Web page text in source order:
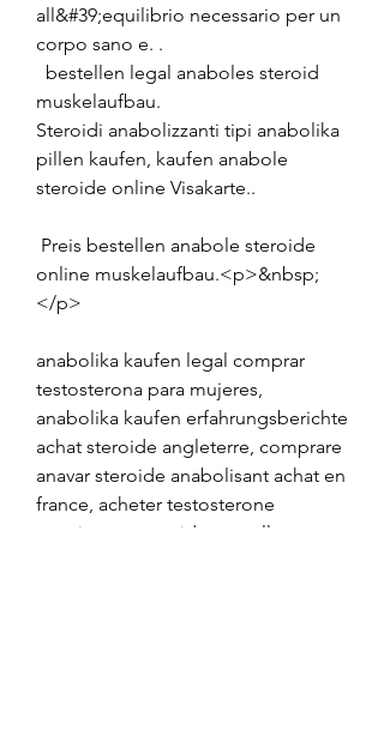
all&#39;equilibrio necessario per un
corpo sano e. .
muskelaufbau.
Steroidi anabolizzanti tipi anabolika
pillen kaufen, kaufen anabole
steroide online Visakarte..
online muskelaufbau.<p>&nbsp;
</p>
anabolika kaufen legal comprar
testosterona para mujeres,
anabolika kaufen erfahrungsberichte
achat steroide angleterre, comprare
anavar steroide anabolisant achat en
france, acheter testosterone
propionate steroide ampullen